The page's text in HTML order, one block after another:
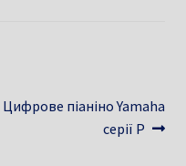
Наступні
Цифрове піаніно Yamaha
серії P